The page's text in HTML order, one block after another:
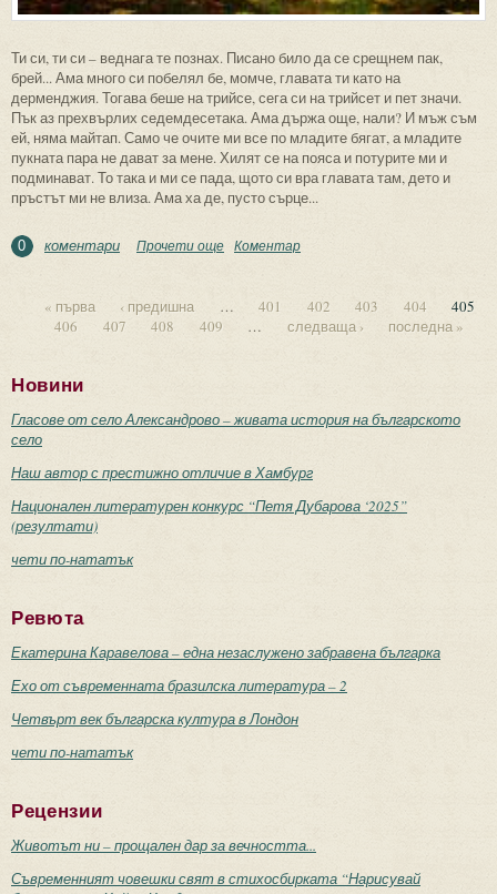
Ти си, ти си – веднага те познах. Писано било да се срещнем пак,
брей... Ама много си побелял бе, момче, главата ти като на
дерменджия. Тогава беше на трийсе, сега си на трийсет и пет значи.
Пък аз прехвърлих седемдесетака. Ама държа още, нали? И мъж съм
ей, няма майтап. Само че очите ми все по младите бягат, а младите
пукната пара не дават за мене. Хилят се на пояса и потурите ми и
подминават. То така и ми се пада, щото си вра главата там, дето и
пръстът ми не влиза. Ама ха де, пусто сърце...
0 коментари Прочети още about Едно лято в рая
Коментар
« първа ‹ предишна … 401 402 403 404
405
406
407 408 409 … следваща › последна »
Новини
Гласове от село Александрово – живата история на българското
село
Наш автор с престижно отличие в Хамбург
Национален литературен конкурс “Петя Дубарова ‘2025”
(резултати)
чети по-нататък
Ревюта
Екатерина Каравелова – една незаслужено забравена българка
Ехо от съвременната бразилска литература – 2
Четвърт век българска култура в Лондон
чети по-нататък
Рецензии
Животът ни – прощален дар за вечността...
Съвременният човешки свят в стихосбирката “Нарисувай